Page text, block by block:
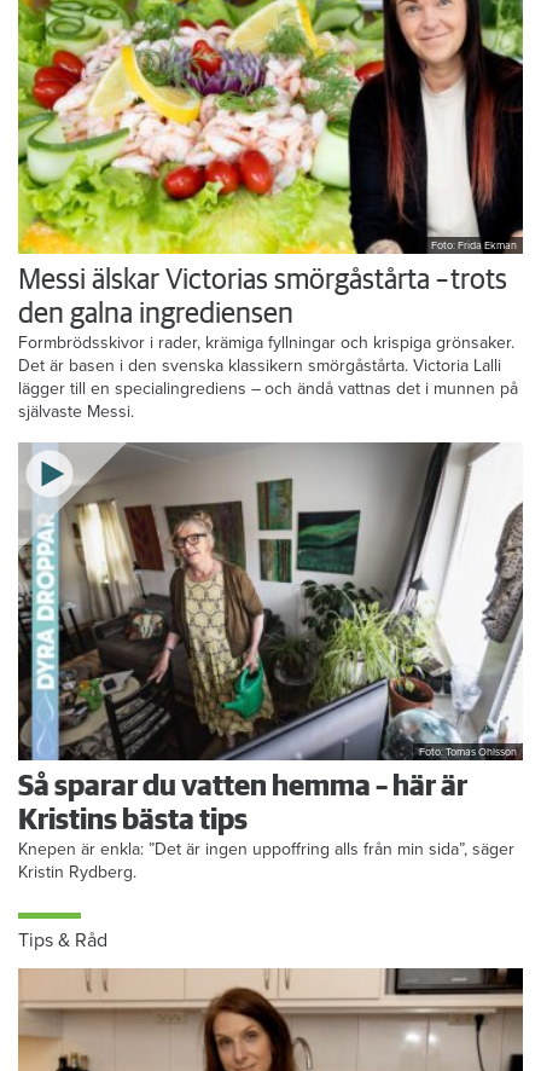
Foto: Frida Ekman
Messi älskar Victorias smörgåstårta – trots
den galna ingrediensen
Formbrödsskivor i rader, krämiga fyllningar och krispiga grönsaker.
Det är basen i den svenska klassikern smörgåstårta. Victoria Lalli
lägger till en specialingrediens – och ändå vattnas det i munnen på
självaste Messi.
Foto: Tomas Ohlsson
Så sparar du vatten hemma – här är
Kristins bästa tips
Knepen är enkla: ”Det är ingen uppoffring alls från min sida”, säger
Kristin Rydberg.
Tips & Råd